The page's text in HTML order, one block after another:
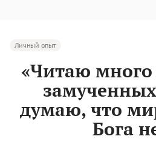
Личный опыт
«Читаю много
думаю, что
Бога